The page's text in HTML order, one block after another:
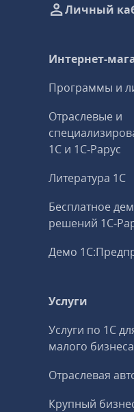
Личный
Интернет-
Программы и
Отраслевые и
1С и 1С‑Рарус
Литература 1С
Бесплатное
решений
Демо
Услуги
Услуги по 1С
малого бизнеса
Отраслевая
Крупный